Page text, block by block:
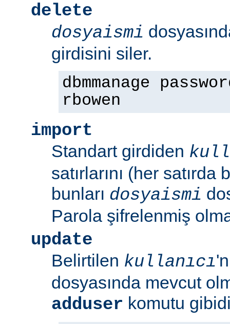
delete
dosyaismi
girdisini siler.
dbmmanage
rbowen
import
Standart girdiden
satırlarını (her
bunları dosyaismi
Parola şifrelenmiş
update
Belirtilen kullanıcı
dosyasında mevcut
adduser komutu